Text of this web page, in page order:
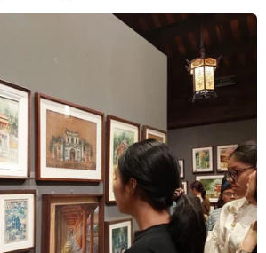
đáng yêu xuất hiện trở
"ẩn nấp”
kỳ bé nhỏ và vô cùng dễ thương
trở lại tại châu Phi sau hơn 50
bóng khiến giới khoa học vô cùng